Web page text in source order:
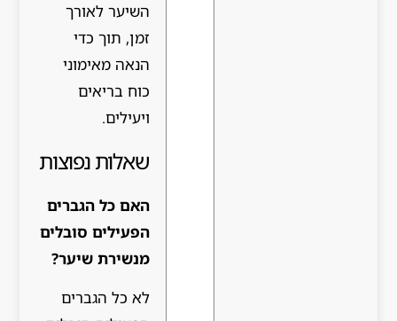
השיער לאורך
זמן, תוך כדי
הנאה מאימוני
כוח בריאים
ויעילים.
שאלות נפוצות
האם כל הגברים
הפעילים סובלים
מנשירת שיער?
לא כל הגברים